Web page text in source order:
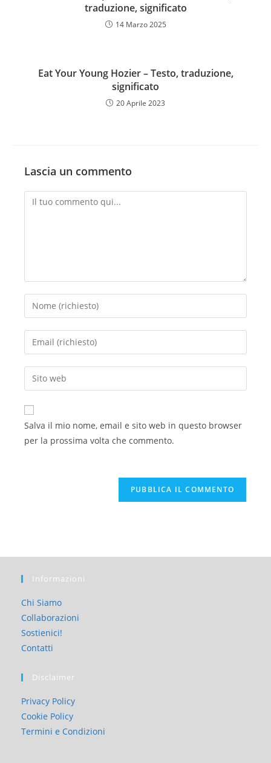
traduzione, significato
14 Marzo 2025
Eat Your Young Hozier – Testo, traduzione,
significato
20 Aprile 2023
Lascia un commento
Salva il mio nome, email e sito web in questo browser
per la prossima volta che commento.
Informazioni
Chi Siamo
Collaborazioni
Sostienici!
Contatti
Disclaimer
Privacy Policy
Cookie Policy
Termini e Condizioni